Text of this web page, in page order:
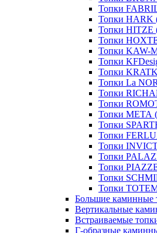
Топки
Топки HARK
Топки HITZE
Топки
Топки KAW-
Топки
Топки
Топки La
Топки
Топки
Топки МЕТА
Топки
Топки
Топки
Топки
Топки
Топки
Топки
Большие каминные
Вертикальные
Встраиваемые
Г-образные